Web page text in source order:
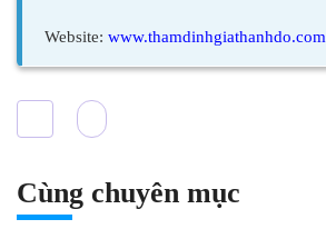
Website: www.thamdinhgiathanhdo.com
Cùng chuyên mục